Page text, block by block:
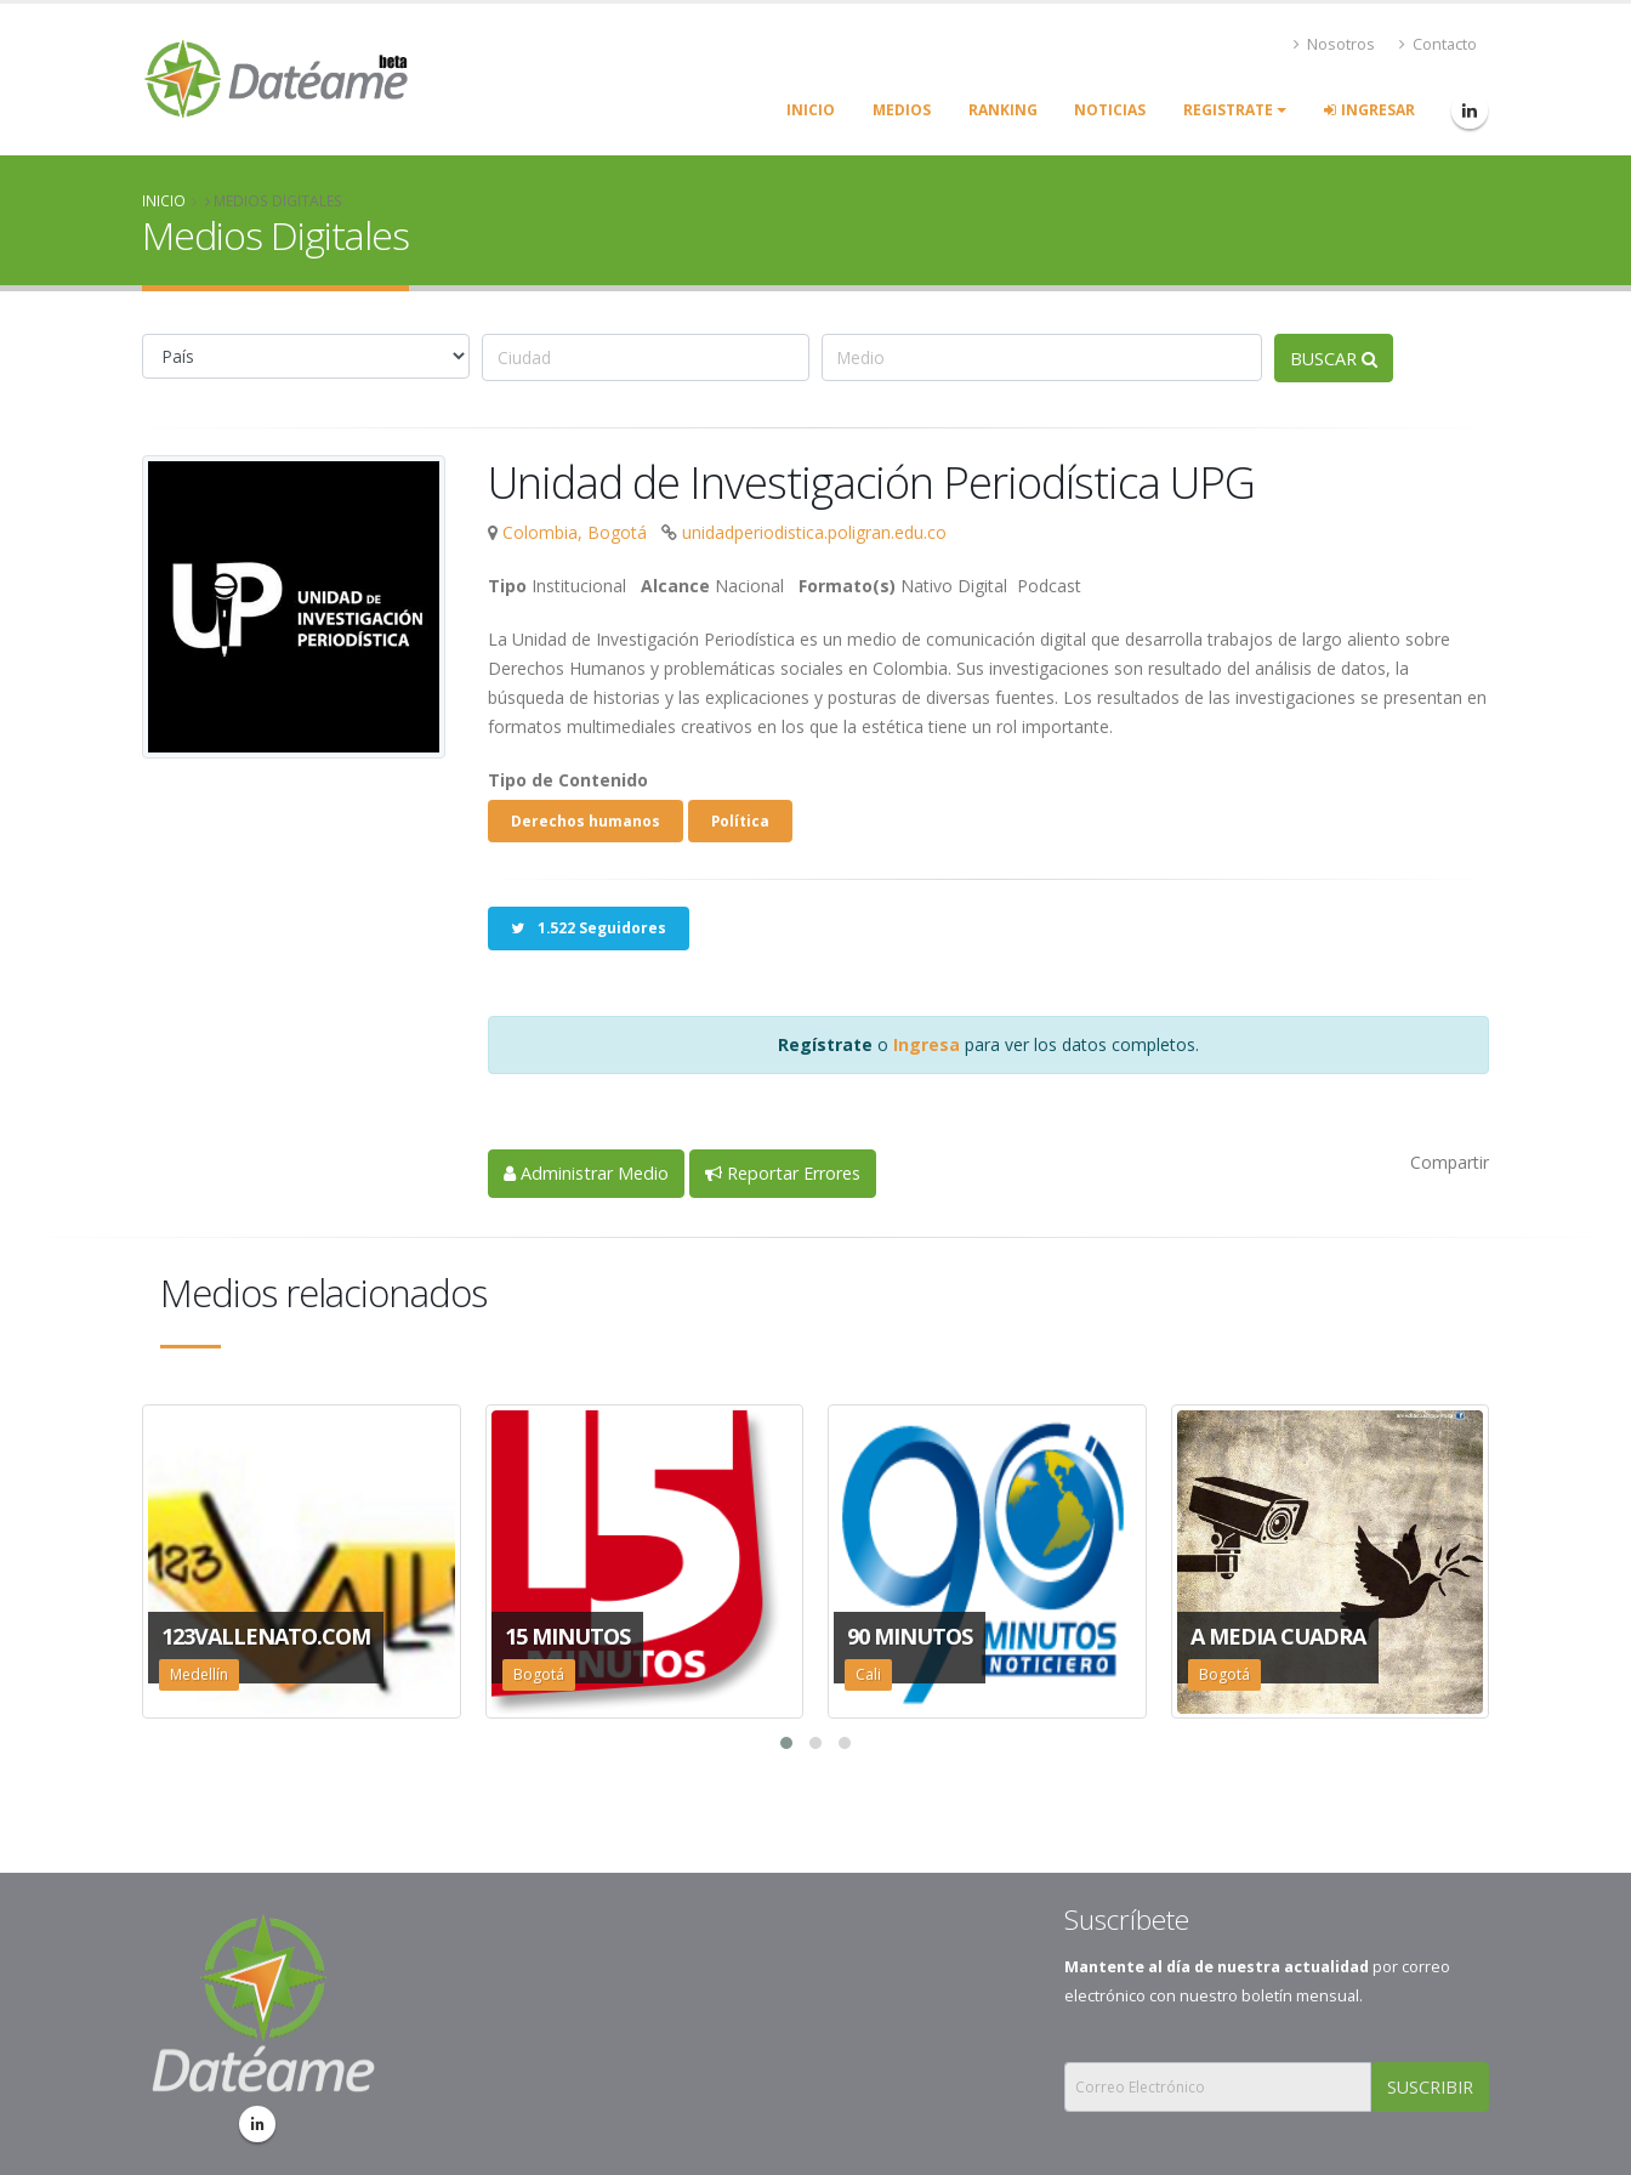
Nosotros Contacto
INICIO MEDIOS RANKING NOTICIAS REGISTRATE INGRESAR
INICIO MEDIOS DIGITALES
Medios Digitales
BUSCAR
Unidad de Investigación Periodística UPG
Colombia, Bogotá unidadperiodistica.poligran.edu.co
Tipo Institucional Alcance Nacional Formato(s) Nativo Digital Podcast
La Unidad de Investigación Periodística es un medio de comunicación digital que desarrolla trabajos de largo aliento sobre
Derechos Humanos y problemáticas sociales en Colombia. Sus investigaciones son resultado del análisis de datos, la
búsqueda de historias y las explicaciones y posturas de diversas fuentes. Los resultados de las investigaciones se presentan en
formatos multimediales creativos en los que la estética tiene un rol importante.
Tipo de Contenido
Derechos humanos Política
1.522 Seguidores
Regístrate o Ingresa para ver los datos completos.
Administrar Medio Reportar Errores
Compartir
Medios relacionados
123VALLENATO.COM
Medellín
15 MINUTOS
Bogotá
90 MINUTOS
Cali
A MEDIA CUADRA
Bogotá
Suscríbete
Mantente al día de nuestra actualidad por correo
electrónico con nuestro boletín mensual.
SUSCRIBIR